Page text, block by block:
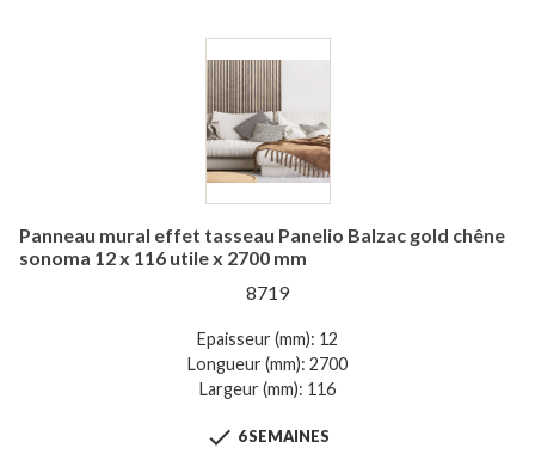
Panneau mural effet tasseau Panelio Balzac gold chêne
sonoma 12 x 116 utile x 2700 mm
8719
Epaisseur (mm): 12
Longueur (mm): 2700
Largeur (mm): 116
 6 SEMAINES